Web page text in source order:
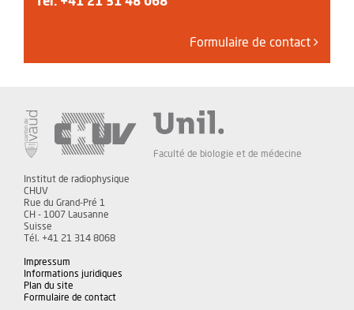
Formulaire de contact
Faculté de biologie et de médecine
Institut de radiophysique
CHUV
Rue du Grand-Pré 1
CH - 1007 Lausanne
Suisse
Tél. +41 21 314 8068
Impressum
Informations juridiques
Plan du site
Formulaire de contact